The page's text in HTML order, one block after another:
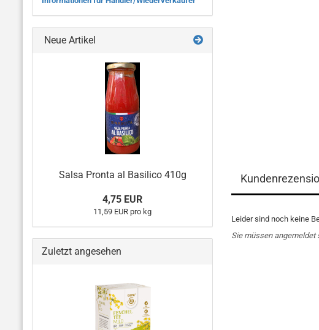
Leider sind noch keine
Sie müssen angemeldet
Neue Artikel
Salsa Pronta al Basilico 410g
4,75 EUR
11,59 EUR pro kg
Zuletzt angesehen